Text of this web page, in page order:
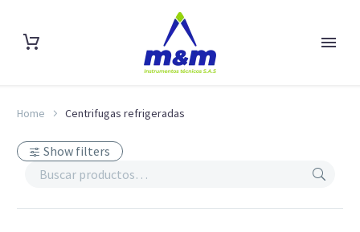
Home Centrifugas refrigeradas
Show filters